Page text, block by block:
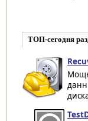
ТОП-сегодня